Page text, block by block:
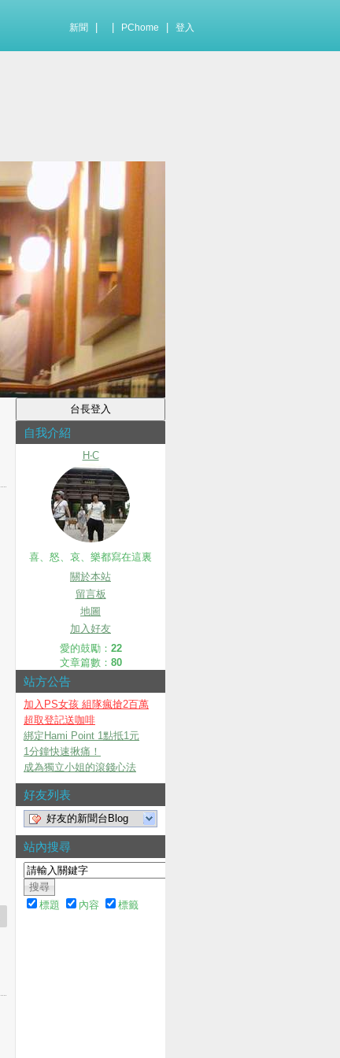
新聞 PChome 登入
自我介紹
H‧C
喜、怒、哀、樂都寫在這裏
關於本站
留言板
地圖
加入好友
愛的鼓勵： 22
文章篇數： 80
站方公告
加入PS女孩 組隊瘋搶2百萬
超取登記送咖啡
綁定Hami Point 1點抵1元
1分鐘快速揪痛！
成為獨立小姐的滾錢心法
好友列表
好友的新聞台Blog
站內搜尋
標題 內容 標籤